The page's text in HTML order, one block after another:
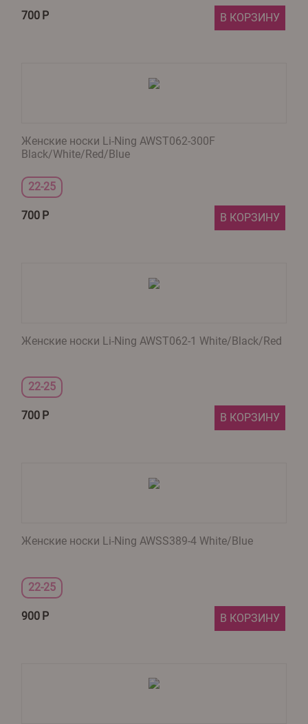
700 Р В КОРЗИНУ
Женские носки Li-Ning AWST062-300F
Black/White/Red/Blue
22-25
700 Р В КОРЗИНУ
Женские носки Li-Ning AWST062-1 White/Black/Red
22-25
700 Р В КОРЗИНУ
Женские носки Li-Ning AWSS389-4 White/Blue
22-25
900 Р В КОРЗИНУ